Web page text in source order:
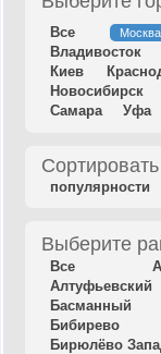
Все Москва
Владивосток
Киев
Новосибирск
Самара
Уфа
популярности
Выберите
Все
Алтуфьевский
Басманный
Бибирево
Бирюлёво